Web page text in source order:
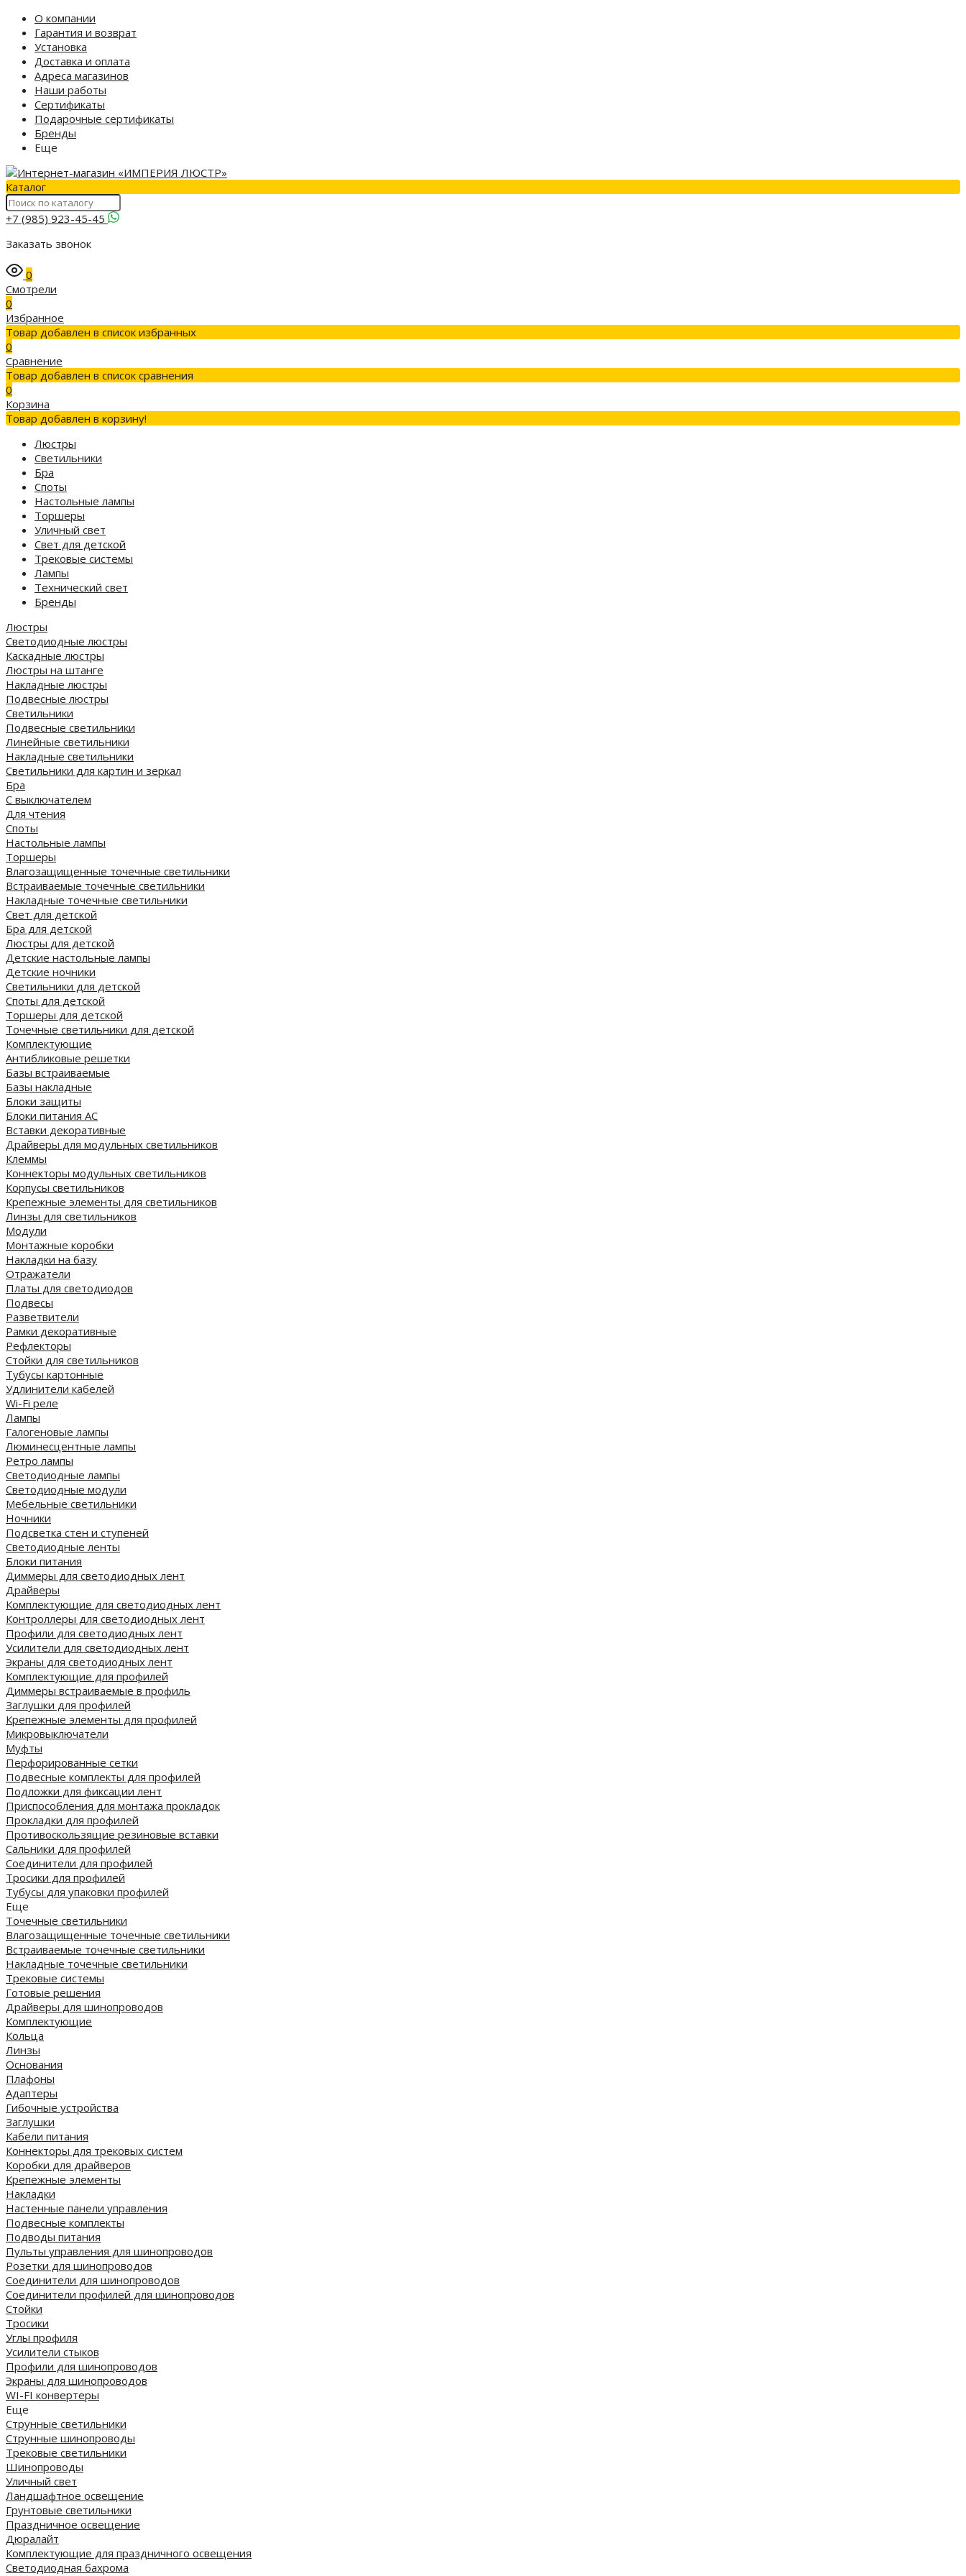
О компании
Гарантия и возврат
Установка
Доставка и оплата
Адреса магазинов
Наши работы
Сертификаты
Подарочные сертификаты
Бренды
Еще
Каталог
+7 (985) 923-45-45
Заказать звонок
0
Смотрели
0
Избранное
Товар добавлен в список избранных
0
Сравнение
Товар добавлен в список сравнения
0
Корзина
Товар добавлен в корзину!
Люстры
Светильники
Бра
Споты
Настольные лампы
Торшеры
Уличный свет
Свет для детской
Трековые системы
Лампы
Технический свет
Бренды
Люстры
Светодиодные люстры
Каскадные люстры
Люстры на штанге
Накладные люстры
Подвесные люстры
Светильники
Подвесные светильники
Линейные светильники
Накладные светильники
Светильники для картин и зеркал
Бра
С выключателем
Для чтения
Споты
Настольные лампы
Торшеры
Влагозащищенные точечные светильники
Встраиваемые точечные светильники
Накладные точечные светильники
Свет для детской
Бра для детской
Люстры для детской
Детские настольные лампы
Детские ночники
Светильники для детской
Споты для детской
Торшеры для детской
Точечные светильники для детской
Комплектующие
Антибликовые решетки
Базы встраиваемые
Базы накладные
Блоки защиты
Блоки питания AC
Вставки декоративные
Драйверы для модульных светильников
Клеммы
Коннекторы модульных светильников
Корпусы светильников
Крепежные элементы для светильников
Линзы для светильников
Модули
Монтажные коробки
Накладки на базу
Отражатели
Платы для светодиодов
Подвесы
Разветвители
Рамки декоративные
Рефлекторы
Стойки для светильников
Тубусы картонные
Удлинители кабелей
Wi-Fi реле
Лампы
Галогеновые лампы
Люминесцентные лампы
Ретро лампы
Светодиодные лампы
Светодиодные модули
Мебельные светильники
Ночники
Подсветка стен и ступеней
Светодиодные ленты
Блоки питания
Диммеры для светодиодных лент
Драйверы
Комплектующие для светодиодных лент
Контроллеры для светодиодных лент
Профили для светодиодных лент
Усилители для светодиодных лент
Экраны для светодиодных лент
Комплектующие для профилей
Диммеры встраиваемые в профиль
Заглушки для профилей
Крепежные элементы для профилей
Микровыключатели
Муфты
Перфорированные сетки
Подвесные комплекты для профилей
Подложки для фиксации лент
Приспособления для монтажа прокладок
Прокладки для профилей
Противоскользящие резиновые вставки
Сальники для профилей
Соединители для профилей
Тросики для профилей
Тубусы для упаковки профилей
Еще
Точечные светильники
Влагозащищенные точечные светильники
Встраиваемые точечные светильники
Накладные точечные светильники
Трековые системы
Готовые решения
Драйверы для шинопроводов
Комплектующие
Кольца
Линзы
Основания
Плафоны
Адаптеры
Гибочные устройства
Заглушки
Кабели питания
Коннекторы для трековых систем
Коробки для драйверов
Крепежные элементы
Накладки
Настенные панели управления
Подвесные комплекты
Подводы питания
Пульты управления для шинопроводов
Розетки для шинопроводов
Соединители для шинопроводов
Соединители профилей для шинопроводов
Стойки
Тросики
Углы профиля
Усилители стыков
Профили для шинопроводов
Экраны для шинопроводов
WI-FI конвертеры
Еще
Струнные светильники
Струнные шинопроводы
Трековые светильники
Шинопроводы
Уличный свет
Ландшафтное освещение
Грунтовые светильники
Праздничное освещение
Дюралайт
Комплектующие для праздничного освещения
Светодиодная бахрома